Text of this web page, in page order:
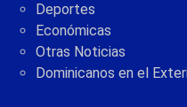
Deportes
Económicas
Otras Noticias
Dominicanos en el